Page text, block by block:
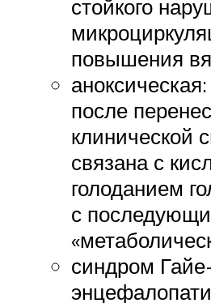
стойкого
повышения
после
клинической
связана с
голоданием
с
синдром